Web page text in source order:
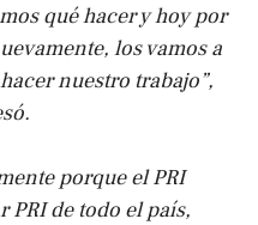
qué hacer y hoy por
los vamos a
nuestro trabajo”,
porque el PRI
PRI de todo el país,